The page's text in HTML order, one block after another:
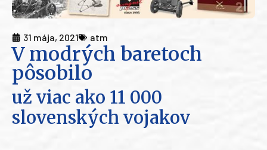
31 mája, 2021 atm
V modrých baretoch
pôsobilo
už viac ako 11 000
slovenských vojakov